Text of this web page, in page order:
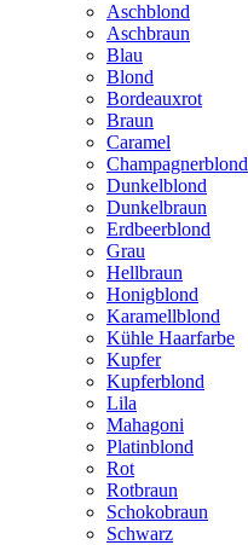
Aschblond
Aschbraun
Blau
Blond
Bordeauxrot
Braun
Caramel
Champagnerblond
Dunkelblond
Dunkelbraun
Erdbeerblond
Grau
Hellbraun
Honigblond
Karamellblond
Kühle Haarfarbe
Kupfer
Kupferblond
Lila
Mahagoni
Platinblond
Rot
Rotbraun
Schokobraun
Schwarz